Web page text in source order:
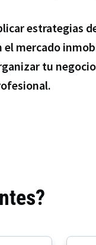
estrategias
el mercado
tu